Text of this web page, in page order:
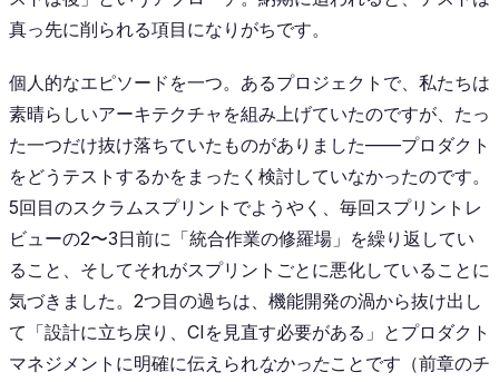
真っ先に削られる項目になりがちです。
個人的なエピソードを一つ。あるプロジェクトで、私たちは
素晴らしいアーキテクチャを組み上げていたのですが、たっ
た一つだけ抜け落ちていたものがありました——プロダクト
をどうテストするかをまったく検討していなかったのです。
5回目のスクラムスプリントでようやく、毎回スプリントレ
ビューの2〜3日前に「統合作業の修羅場」を繰り返してい
ること、そしてそれがスプリントごとに悪化していることに
気づきました。2つ目の過ちは、機能開発の渦から抜け出し
て「設計に立ち戻り、CIを見直す必要がある」とプロダクト
マネジメントに明確に伝えられなかったことです（前章のチ